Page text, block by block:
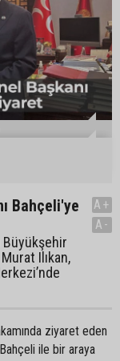
Bahçeli'ye
Ilıkan,
A+
A-
ziyaret eden
Bahçeli ile bir araya